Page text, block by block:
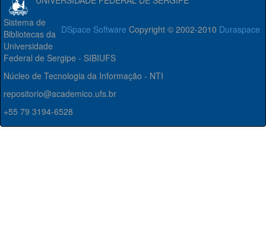
DSpace Software Copyright © 2002-2010 Duraspace
Sistema de
Bibliotecas da
Universidade
Federal de Sergipe - SIBIUFS
Núcleo de Tecnologia da Informação - NTI
repositorio@academico.ufs.br
+55 79 3194-6528